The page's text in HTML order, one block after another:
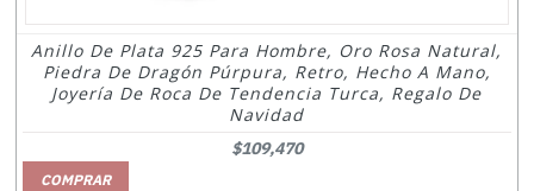
Anillo De Plata 925 Para Hombre, Oro Rosa Natural,
Piedra De Dragón Púrpura, Retro, Hecho A Mano,
Joyería De Roca De Tendencia Turca, Regalo De
Navidad
$109,470
COMPRAR